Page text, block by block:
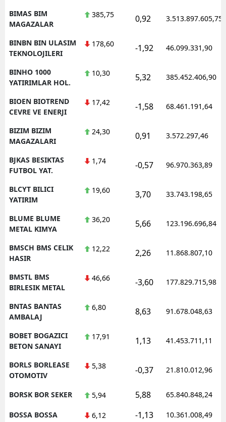
BIMAS BIM
MAGAZALAR
385,75 0,92 3.513.897.605,75
BINBN BIN ULASIM
TEKNOLOJILERI
178,60 -1,92 46.099.331,90
BINHO 1000
YATIRIMLAR HOL.
10,30 5,32 385.452.406,90
BIOEN BIOTREND
CEVRE VE ENERJI
17,42 -1,58 68.461.191,64
BIZIM BIZIM
MAGAZALARI
24,30 0,91 3.572.297,46
BJKAS BESIKTAS
FUTBOL YAT.
1,74 -0,57 96.970.363,89
BLCYT BILICI
YATIRIM
19,60 3,70 33.743.198,65
BLUME BLUME
METAL KIMYA
36,20 5,66 123.196.696,84
BMSCH BMS CELIK
HASIR
12,22 2,26 11.868.807,10
BMSTL BMS
BIRLESIK METAL
46,66 -3,60 177.829.715,98
BNTAS BANTAS
AMBALAJ
6,80 8,63 91.678.048,63
BOBET BOGAZICI
BETON SANAYI
17,91 1,13 41.453.711,11
BORLS BORLEASE
OTOMOTIV
5,38 -0,37 21.810.012,96
BORSK BOR SEKER 5,94 5,88 65.840.848,24
BOSSA BOSSA 6,12 -1,13 10.361.008,49